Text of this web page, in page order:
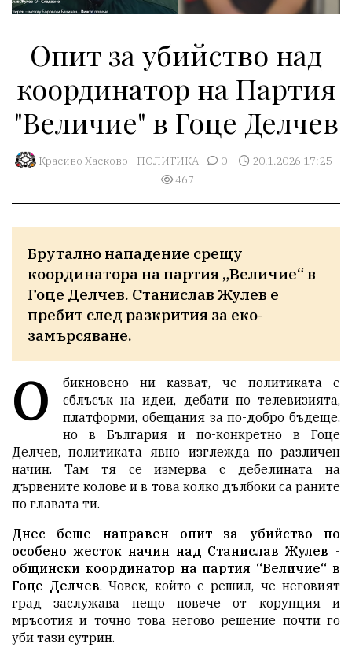
Опит за убийство над
координатор на Партия
"Величие" в Гоце Делчев
Красиво Хасково ПОЛИТИКА 0
20.1.2026 17:25
467
Брутално нападение срещу
координатора на партия „Величие“ в
Гоце Делчев. Станислав Жулев е
пребит след разкрития за еко-
замърсяване.
О
бикновено ни казват, че политиката е
сблъсък на идеи, дебати по телевизията,
платформи, обещания за по-добро бъдеще,
но в България и по-конкретно в Гоце
Делчев, политиката явно изглежда по различен
начин. Там тя се измерва с дебелината на
дървените колове и в това колко дълбоки са раните
по главата ти.
Днес беше направен опит за убийство по
особено жесток начин над Станислав Жулев -
общински координатор на партия “Величие“ в
Гоце Делчев. Човек, който е решил, че неговият
град заслужава нещо повече от корупция и
мръсотия и точно това негово решение почти го
уби тази сутрин.